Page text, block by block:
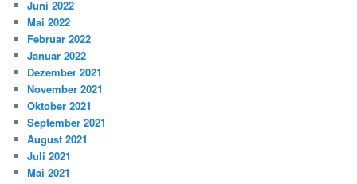
Juni 2022
Mai 2022
Februar 2022
Januar 2022
Dezember 2021
November 2021
Oktober 2021
September 2021
August 2021
Juli 2021
Mai 2021